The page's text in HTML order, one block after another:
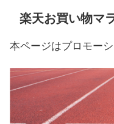
楽天お買い物マ
本ページはプロモー